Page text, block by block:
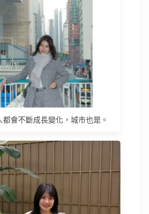
都會不斷成長變化，城市也是。